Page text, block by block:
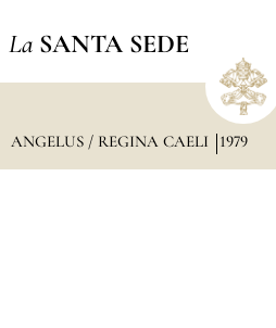
La SANTA SEDE
ANGELUS / REGINA CAELI 1979